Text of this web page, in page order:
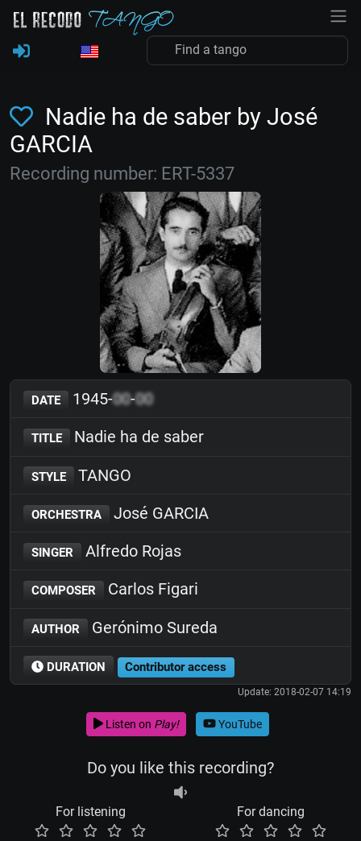
Nadie ha de saber by José
GARCIA
Recording number: ERT-5337
DATE 1945-00-00
TITLE Nadie ha de saber
STYLE TANGO
ORCHESTRA José GARCIA
SINGER Alfredo Rojas
COMPOSER Carlos Figari
AUTHOR Gerónimo Sureda
DURATION Contributor access
Update: 2018-02-07 14:19
Listen on Play! YouTube
Do you like this recording?
For listening For dancing